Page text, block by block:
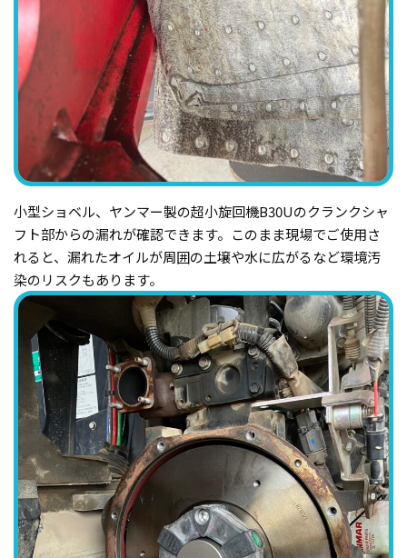
小型ショベル、ヤンマー製の超小旋回機B30Uのクランクシャ
フト部からの漏れが確認できます。このまま現場でご使用さ
れると、漏れたオイルが周囲の土壌や水に広がるなど環境汚
染のリスクもあります。